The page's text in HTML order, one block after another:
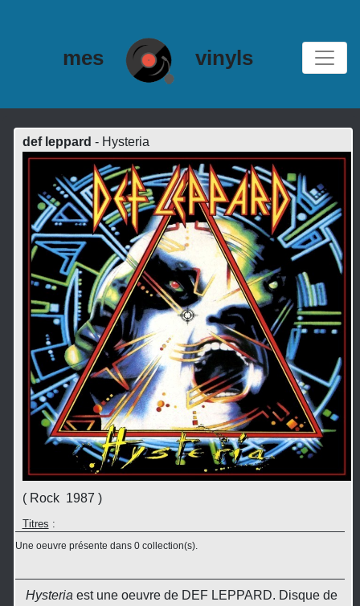
mes vinyls
def leppard - Hysteria
( Rock 1987 )
Titres :
Une oeuvre présente dans 0 collection(s).
Hysteria est une oeuvre de DEF LEPPARD. Disque de